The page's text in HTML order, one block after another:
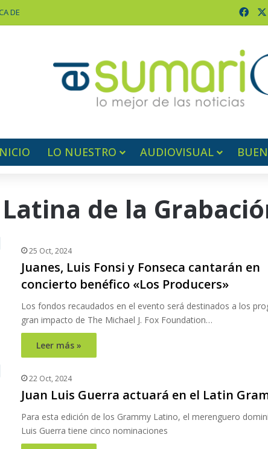
DE
LO NUESTRO AUDIOVISUAL
de la
25 Oct, 2024
Juanes, Luis Fonsi y Fonseca cantarán en
concierto benéfico «Los Producers»
Los fondos recaudados en el evento será destinados a los
gran impacto de The Michael J. Fox Foundation…
Leer más »
22 Oct, 2024
Juan Luis Guerra actuará en el Latin
Para esta edición de los Grammy Latino, el merenguero
Luis Guerra tiene cinco nominaciones